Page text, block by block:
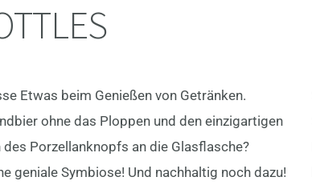
Etwas beim Genießen von Getränken.
ohne das Ploppen und den einzigartigen
Porzellanknopfs an die Glasflasche?
geniale Symbiose! Und nachhaltig noch dazu!